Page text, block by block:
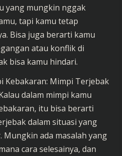
yang mungkin nggak
tapi kamu tetap
Bisa juga berarti kamu
atau konflik di
bisa kamu hindari.
Kebakaran: Mimpi Terjebak
dalam mimpi kamu
itu bisa berarti
dalam situasi yang
Mungkin ada masalah yang
cara selesainya, dan